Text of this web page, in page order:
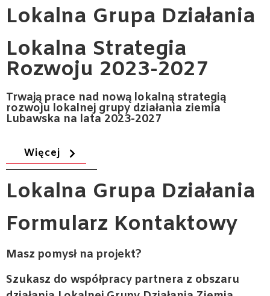
Lokalna Grupa Działania
Lokalna Strategia
Rozwoju 2023-2027
Trwają prace nad nową lokalną strategią
rozwoju lokalnej grupy działania ziemia
Lubawska na lata 2023-2027
Więcej
Lokalna Grupa Działania
Formularz Kontaktowy
Masz pomysł na projekt?
Szukasz do współpracy partnera z obszaru